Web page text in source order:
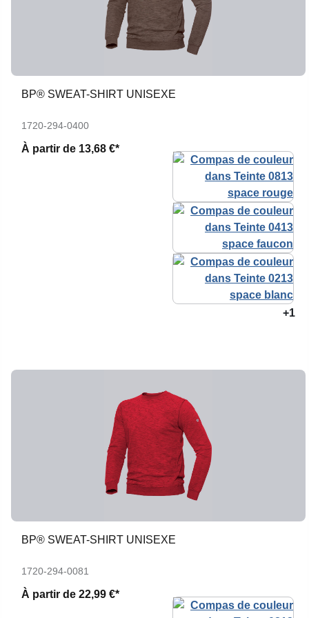
BP® SWEAT-SHIRT UNISEXE
1720-294-0400
À partir de 13,68 €*
+1
BP® SWEAT-SHIRT UNISEXE
1720-294-0081
À partir de 22,99 €*